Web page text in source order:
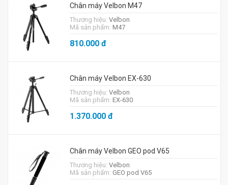
Chân máy Velbon M47
Thương hiệu: Velbon
Mã sản phẩm: M47
810.000đ
Chân máy Velbon EX-630
Thương hiệu: Velbon
Mã sản phẩm: EX-630
1.370.000đ
Chân máy Velbon GEO pod V65
Thương hiệu: Velbon
Mã sản phẩm: GEO pod V65